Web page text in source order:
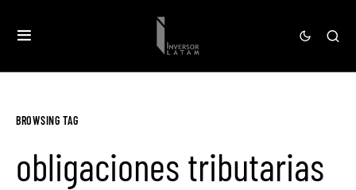
BROWSING TAG
obligaciones tributarias